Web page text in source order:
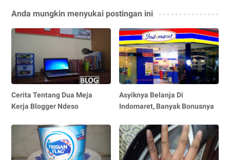
Anda mungkin menyukai postingan ini
Cerita Tentang Dua Meja
Kerja Blogger Ndeso
Asyiknya Belanja Di
Indomaret, Banyak Bonusnya